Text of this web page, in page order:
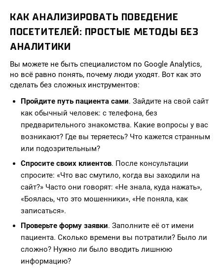
КАК АНАЛИЗИРОВАТЬ ПОВЕДЕНИЕ
ПОСЕТИТЕЛЕЙ: ПРОСТЫЕ МЕТОДЫ БЕЗ
АНАЛИТИКИ
Вы можете не быть специалистом по Google Analytics,
но всё равно понять, почему люди уходят. Вот как это
сделать без сложных инструментов:
Пройдите путь пациента сами. Зайдите на свой сайт
как обычный человек: с телефона, без
предварительного знакомства. Какие вопросы у вас
возникают? Где вы теряетесь? Что кажется странным
или подозрительным?
Спросите своих клиентов. После консультации
спросите: «Что вас смутило, когда вы заходили на
сайт?» Часто они говорят: «Не знала, куда нажать»,
«Боялась, что это мошенники», «Не поняла, как
записаться».
Проверьте форму заявки. Заполните её от имени
пациента. Сколько времени вы потратили? Было ли
сложно? Нужно ли было вводить лишнюю
информацию?